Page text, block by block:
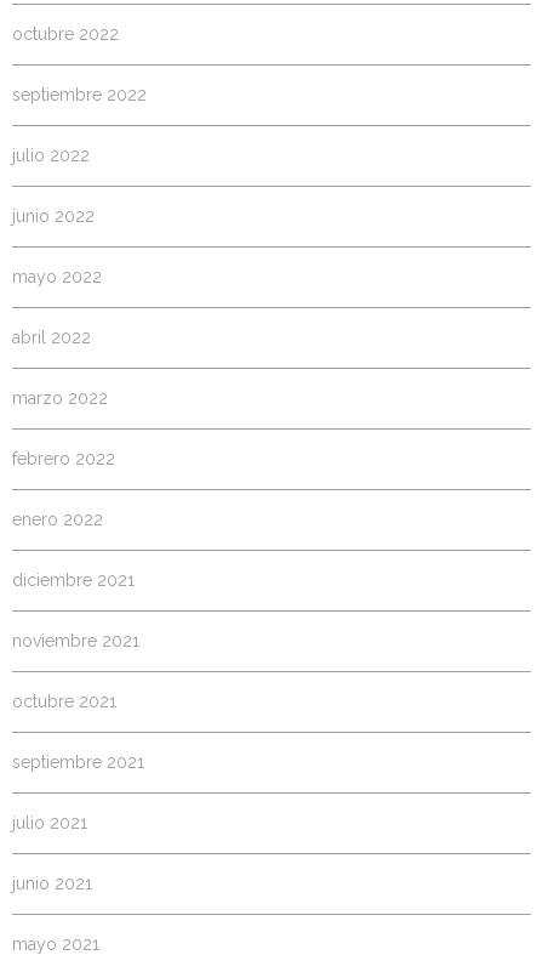
octubre 2022
septiembre 2022
julio 2022
junio 2022
mayo 2022
abril 2022
marzo 2022
febrero 2022
enero 2022
diciembre 2021
noviembre 2021
octubre 2021
septiembre 2021
julio 2021
junio 2021
mayo 2021